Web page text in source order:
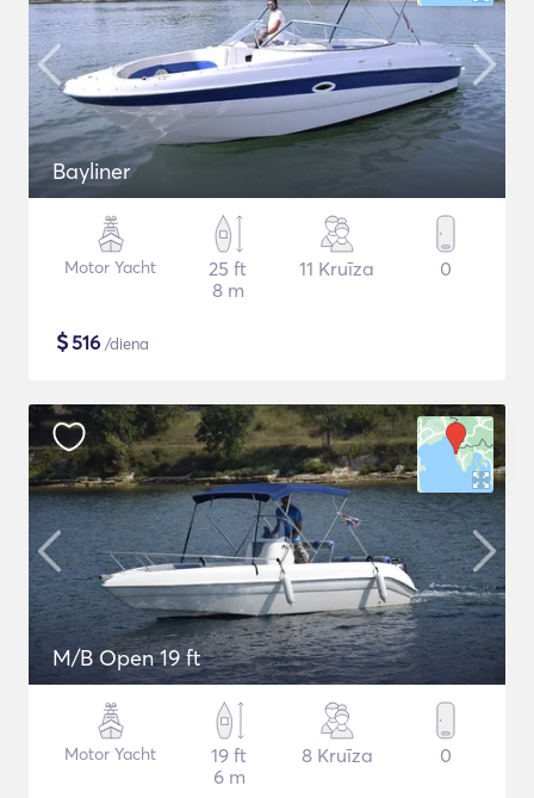
Bayliner
Motor Yacht
25 ft
8 m
11 Kruīza 0
$516 /diena
M/B Open 19 ft
Motor Yacht
19 ft
6 m
8 Kruīza 0